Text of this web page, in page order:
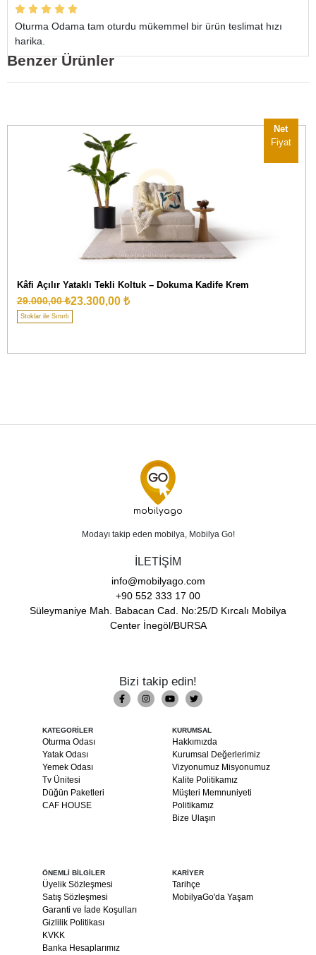
Oturma Odama tam oturdu mükemmel bir ürün teslimat hızı
harika.
Benzer Ürünler
Net
Fiyat
Kâfi Açılır Yataklı Tekli Koltuk – Dokuma Kadife Krem
29.000,00 ₺23.300,00 ₺
Stoklar ile Sınırlı
mobilyago
Modayı takip eden mobilya, Mobilya Go!
İLETİŞİM
info@mobilyago.com
+90 552 333 17 00
Süleymaniye Mah. Babacan Cad. No:25/D Kırcalı Mobilya
Center İnegöl/BURSA
Bizi takip edin!
KATEGORİLER
Oturma Odası
Yatak Odası
Yemek Odası
Tv Ünitesi
Düğün Paketleri
CAF HOUSE
KURUMSAL
Hakkımızda
Kurumsal Değerlerimiz
Vizyonumuz Misyonumuz
Kalite Politikamız
Müşteri Memnuniyeti
Politikamız
Bize Ulaşın
ÖNEMLİ BİLGİLER
Üyelik Sözleşmesi
Satış Sözleşmesi
Garanti ve İade Koşulları
Gizlilik Politikası
KVKK
Banka Hesaplarımız
KARİYER
Tarihçe
MobilyaGo'da Yaşam